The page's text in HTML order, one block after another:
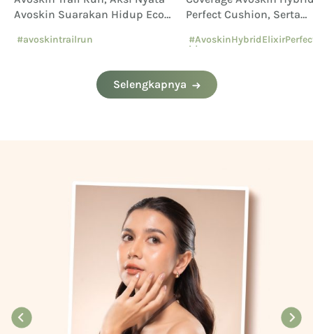
Avoskin Suarakan Hidup Eco
#avoskintrailrun
Perfect Cushion, Serta
hion
#AvoskinYourSkinBae
#CushionAvoskin
Selengkapnya